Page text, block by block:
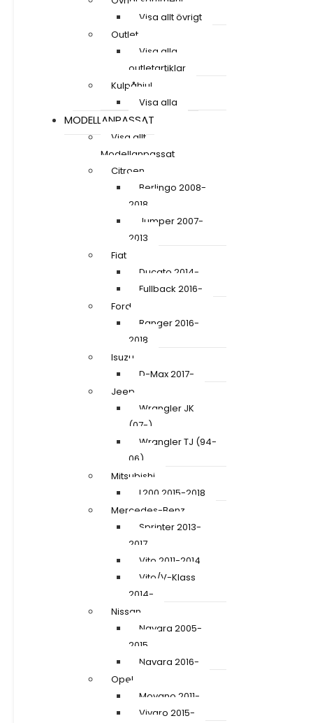
Visa allt övrigt
Outlet
Visa alla
outletartiklar
Kulpåhjul
Visa alla
MODELLANPASSAT
Visa allt
Modellanpassat
Citroen
Berlingo 2008-
2018
Jumper 2007-
2013
Fiat
Ducato 2014-
Fullback 2016-
Ford
Ranger 2016-
2018
Isuzu
D-Max 2017-
Jeep
Wrangler JK
(07-)
Wrangler TJ (94-
06)
Mitsubishi
L200 2015-2018
Mercedes-Benz
Sprinter 2013-
2017
Vito 2011-2014
Vito/V-Klass
2014-
Nissan
Navara 2005-
2015
Navara 2016-
Opel
Movano 2011-
Vivaro 2015-